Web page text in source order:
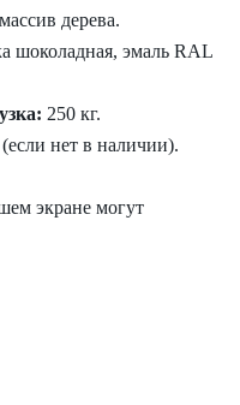
дерева.
шоколадная, эмаль RAL
250 кг.
нет в наличии).
экране могут